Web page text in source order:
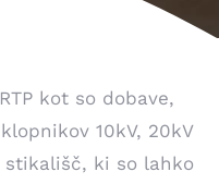
kot so dobave,
10kV, 20kV
stikališč, ki so lahko